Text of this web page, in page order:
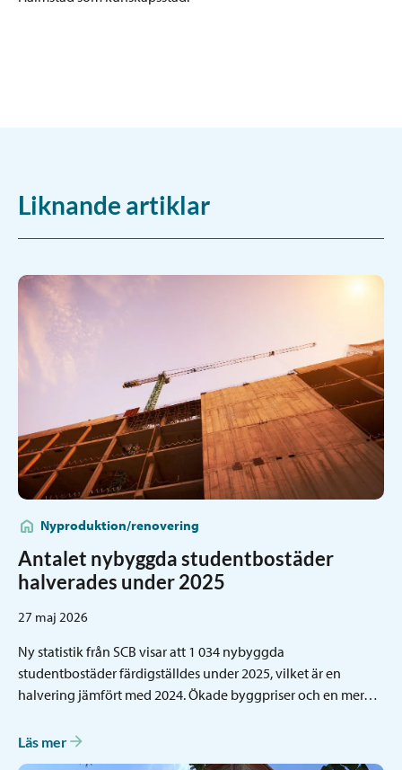
Liknande artiklar
Nyproduktion/renovering
Antalet nybyggda studentbostäder
halverades under 2025
27 maj 2026
Ny statistik från SCB visar att 1 034 nybyggda
studentbostäder färdigställdes under 2025, vilket är en
halvering jämfört med 2024. Ökade byggpriser och en mer…
Läs mer